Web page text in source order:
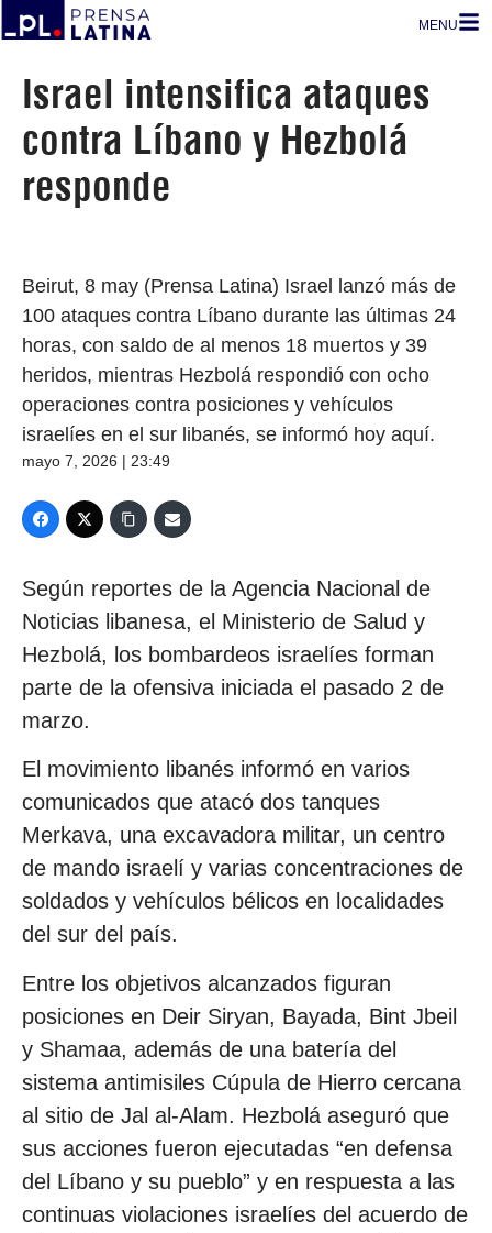
MENU
Israel intensifica ataques
contra Líbano y Hezbolá
responde
Beirut, 8 may (Prensa Latina) Israel lanzó más de
100 ataques contra Líbano durante las últimas 24
horas, con saldo de al menos 18 muertos y 39
heridos, mientras Hezbolá respondió con ocho
operaciones contra posiciones y vehículos
israelíes en el sur libanés, se informó hoy aquí.
mayo 7, 2026 | 23:49
Según reportes de la Agencia Nacional de
Noticias libanesa, el Ministerio de Salud y
Hezbolá, los bombardeos israelíes forman
parte de la ofensiva iniciada el pasado 2 de
marzo.
El movimiento libanés informó en varios
comunicados que atacó dos tanques
Merkava, una excavadora militar, un centro
de mando israelí y varias concentraciones de
soldados y vehículos bélicos en localidades
del sur del país.
Entre los objetivos alcanzados figuran
posiciones en Deir Siryan, Bayada, Bint Jbeil
y Shamaa, además de una batería del
sistema antimisiles Cúpula de Hierro cercana
al sitio de Jal al-Alam. Hezbolá aseguró que
sus acciones fueron ejecutadas “en defensa
del Líbano y su pueblo” y en respuesta a las
continuas violaciones israelíes del acuerdo de